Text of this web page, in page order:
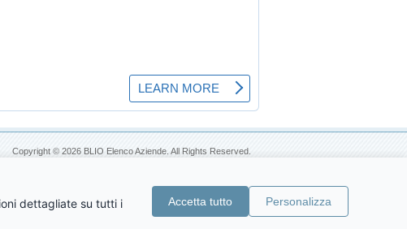
Copyright © 2026 BLIO Elenco Aziende. All Rights Reserved.
dettagliate su tutti i
Accetta tutto Personalizza